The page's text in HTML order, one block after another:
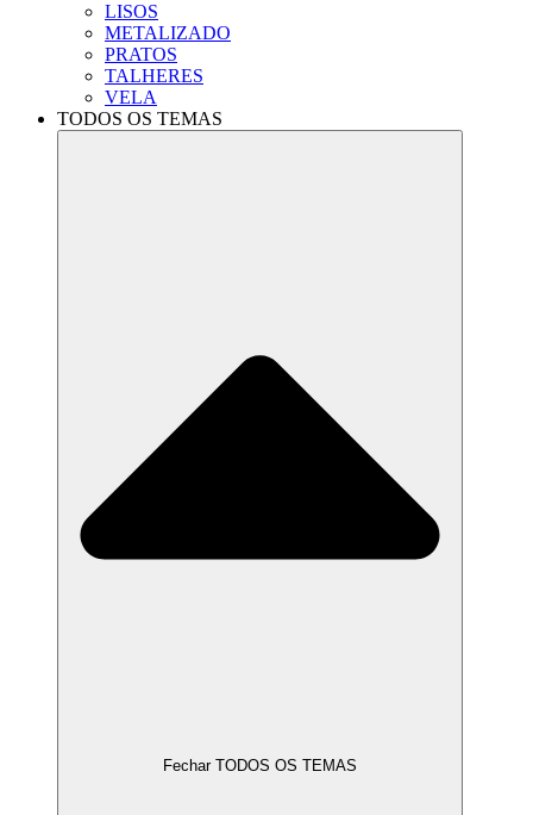
LISOS
METALIZADO
PRATOS
TALHERES
VELA
TODOS OS TEMAS
Fechar TODOS OS TEMAS